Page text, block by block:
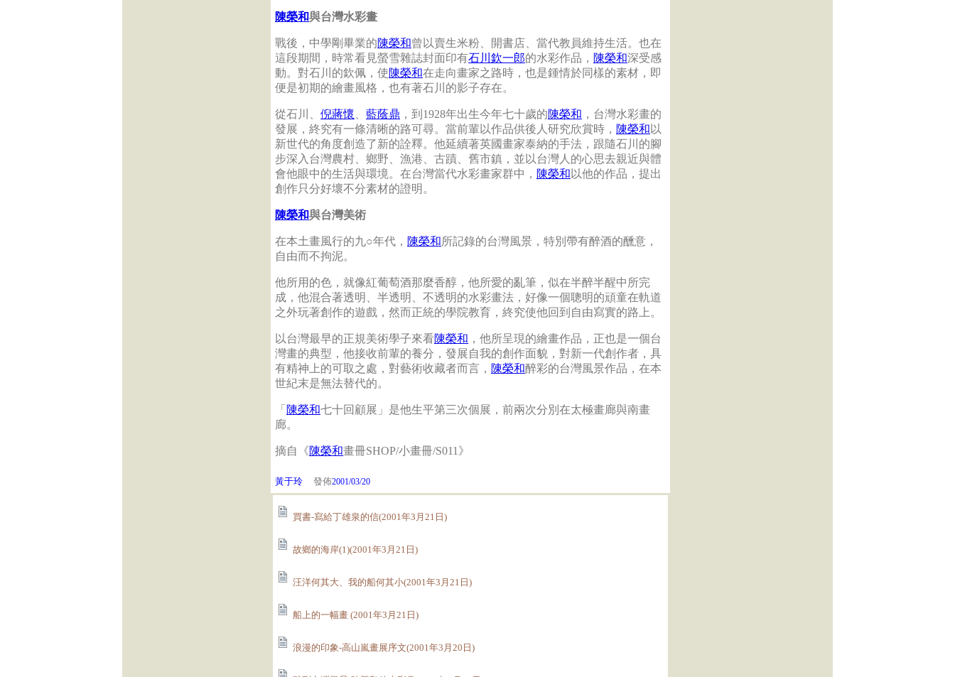
陳榮和與台灣水彩畫
戰後，中學剛畢業的陳榮和曾以賣生米粉、開書店、當代教員維持生活。也在
這段期間，時常看見螢雪雜誌封面印有石川欽一郎的水彩作品， 陳榮和深受感
動。對石川的欽佩，使陳榮和在走向畫家之路時，也是鍾情於同樣的素材，即
便是初期的繪畫風格，也有著石川的影子存在。
從石川、 倪蔣懷 藍蔭鼎 ，到1928年出生今年七十歲的陳榮和 ，台灣水彩畫的
發展，終究有一條清晰的路可尋。當前輩以作品供後人研究欣賞時， 陳榮和 以
新世代的角度創造了新的詮釋。他延續著英國畫家泰納的手法，跟隨石川的腳
步深入台灣農村、鄉野、漁港、古蹟、舊市鎮，並以台灣人的心思去親近與體
會他眼中的生活與環境。在台灣當代水彩畫家群中， 陳榮和 以他的作品，提出
創作只分好壞不分素材的證明。
陳榮和與台灣美術
在本土畫風行的九○年代， 陳榮和所記錄的台灣風景，特別帶有醉酒的醺意，
自由而不拘泥。
他所用的色，就像紅葡萄酒那麼香醇，他所愛的亂筆，似在半醉半醒中所完
成，他混合著透明、半透明、不透明的水彩畫法，好像一個聰明的頑童在軌道
之外玩著創作的遊戲，然而正統的學院教育，終究使他回到自由寫實的路上。
以台灣最早的正規美術學子來看陳榮和 ，他所呈現的繪畫作品，正也是一個台
灣畫的典型，他接收前輩的養分，發展自我的創作面貌，對新一代創作者，具
有精神上的可取之處，對藝術收藏者而言， 陳榮和醉彩的台灣風景作品，在本
世紀末是無法替代的。
「 陳榮和七十回顧展」是他生平第三次個展，前兩次分別在太極畫廊與南畫
廊。
摘自《陳榮和畫冊SHOP/小畫冊/S011》
黃于玲 發佈2001/03/20
買書-寫給丁雄泉的信(2001年3月21日)
故鄉的海岸(1)(2001年3月21日)
汪洋何其大、我的船何其小(2001年3月21日)
船上的一幅畫 (2001年3月21日)
浪漫的印象-高山嵐畫展序文(2001年3月20日)